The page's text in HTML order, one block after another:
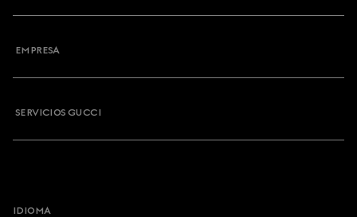
EMPRESA
SERVICIOS GUCCI
IDIOMA